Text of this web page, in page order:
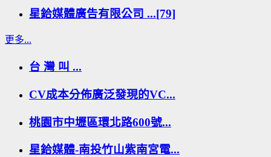
星鉿媒體廣告有限公司 ...[79]
更多...
台 灣 叫 ...
CV成本分佈廣泛發現的VC...
桃園市中壢區環北路600號...
星鉿媒體-南投竹山紫南宮電...